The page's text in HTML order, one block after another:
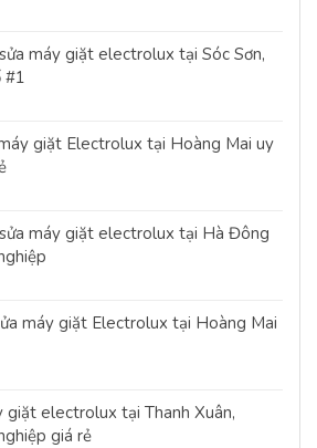
máy giặt electrolux tại Sóc Sơn,
#1
giặt Electrolux tại Hoàng Mai uy
máy giặt electrolux tại Hà Đông
máy giặt Electrolux tại Hoàng Mai
giặt electrolux tại Thanh Xuân,
giá rẻ